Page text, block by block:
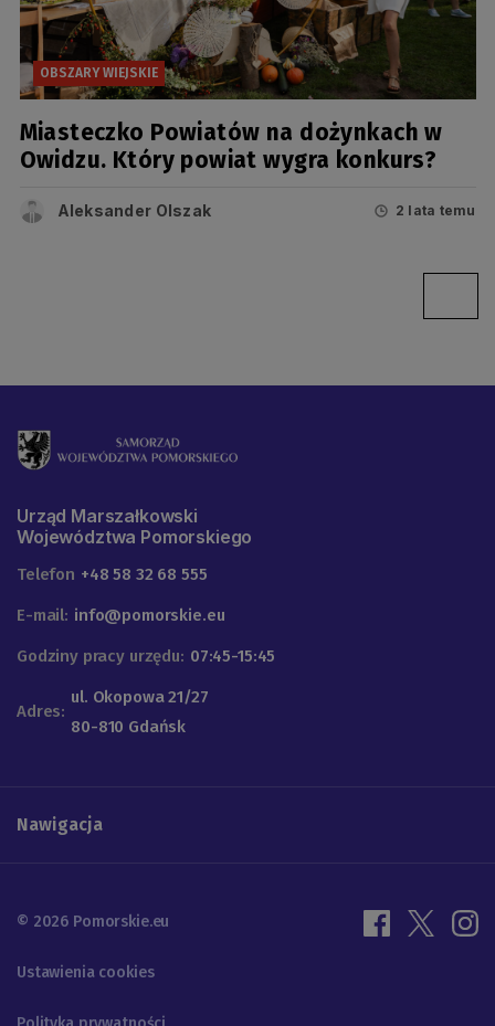
OBSZARY WIEJSKIE
Miasteczko Powiatów na dożynkach w
Owidzu. Który powiat wygra konkurs?
Aleksander Olszak 2 lata temu
Urząd Marszałkowski
Województwa Pomorskiego
Telefon +48 58 32 68 555
E-mail: info@pomorskie.eu
Godziny pracy urzędu: 07:45-15:45
Adres:
ul. Okopowa 21/27
80-810 Gdańsk
Nawigacja
© 2026 Pomorskie.eu
Ustawienia cookies